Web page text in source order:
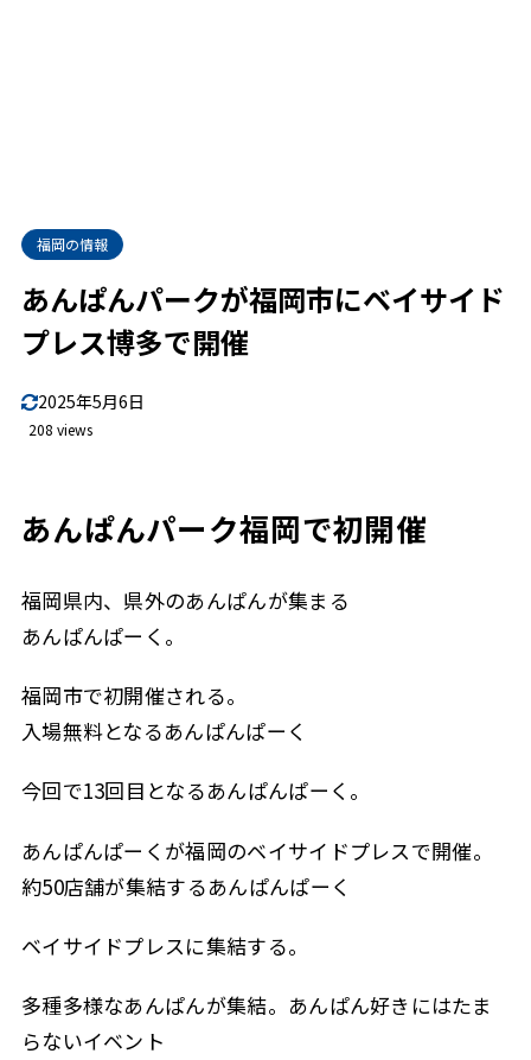
福岡の情報
あんぱんパークが福岡市にベイサイド
プレス博多で開催
2025年5月6日
208 views
あんぱんパーク福岡で初開催
福岡県内、県外のあんぱんが集まる
あんぱんぱーく。
福岡市で初開催される。
入場無料となるあんぱんぱーく
今回で13回目となるあんぱんぱーく。
あんぱんぱーくが福岡のベイサイドプレスで開催。
約50店舗が集結するあんぱんぱーく
ベイサイドプレスに集結する。
多種多様なあんぱんが集結。あんぱん好きにはたま
らないイベント